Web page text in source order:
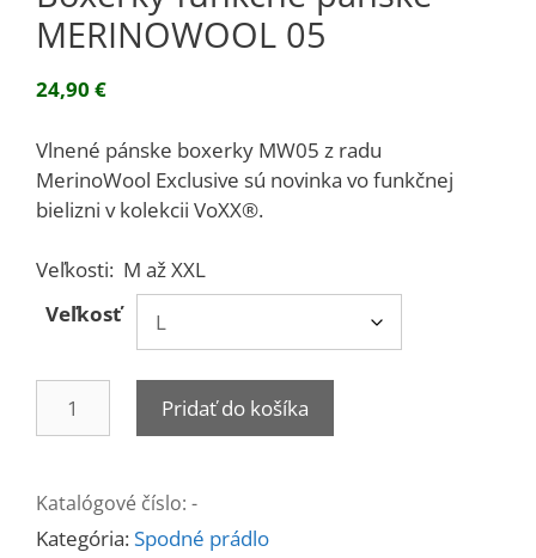
MERINOWOOL 05
24,90 €
Vlnené pánske boxerky MW05 z radu
MerinoWool Exclusive sú novinka vo funkčnej
bielizni v kolekcii VoXX®.
Veľkosti: M až XXL
Veľkosť
Boxerky
MERINOWOOL
05
Pridať do košíka
Katalógové číslo: -
Kategória:Spodné prádlo